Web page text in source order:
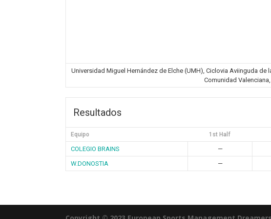
Universidad Miguel Hernández de Elche (UMH), Ciclovia Aviinguda de
Comunidad
Resultados
Equipo 1st Half
COLEGIO BRAINS —
W.DONOSTIA
—